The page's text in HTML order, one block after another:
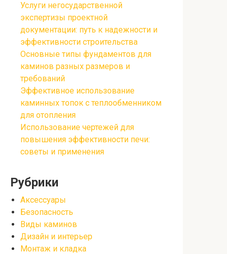
Услуги негосударственной
экспертизы проектной
документации: путь к надежности и
эффективности строительства
Основные типы фундаментов для
каминов разных размеров и
требований
Эффективное использование
каминных топок с теплообменником
для отопления
Использование чертежей для
повышения эффективности печи:
советы и применения
Рубрики
Аксессуары
Безопасность
Виды каминов
Дизайн и интерьер
Монтаж и кладка